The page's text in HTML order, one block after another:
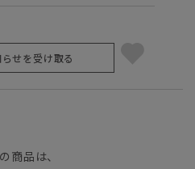
せを受け取る
商品は、